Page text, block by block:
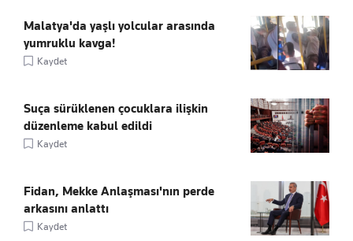
Malatya'da yaşlı yolcular arasında
yumruklu kavga!
Kaydet
Suça sürüklenen çocuklara ilişkin
düzenleme kabul edildi
Kaydet
Fidan, Mekke Anlaşması'nın perde
arkasını anlattı
Kaydet